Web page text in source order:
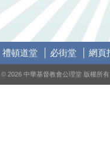
禮頓道堂 必街堂 網頁
© 2026 中華基督教會公理堂 版權所